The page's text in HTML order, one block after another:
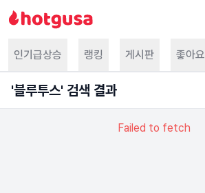
인기급상승 랭킹 게시판 좋아요
'블루투스' 검색 결과
Failed to fetch